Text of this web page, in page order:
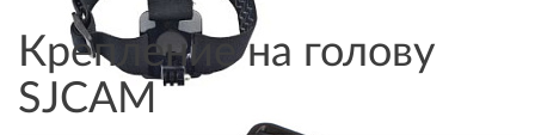
Крепление на голову
SJCAM